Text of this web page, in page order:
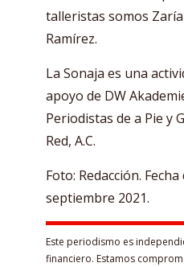
talleristas somos Zaría
Ramírez.
La Sonaja es una
apoyo de DW
Periodistas de a Pie y
Red, A.C.
Foto: Redacción.
septiembre 2021.
Este periodismo es
financiero. Estamos